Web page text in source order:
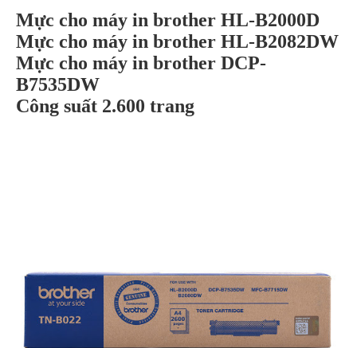
Mực cho máy in brother HL-B2000D
Mực cho máy in brother HL-B2082DW
Mực cho máy in brother DCP-
B7535DW
Công suất 2.600 trang